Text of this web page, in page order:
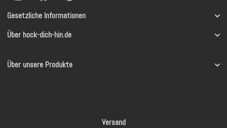
Gesetzliche Informationen
Über hock-dich-hin.de
Über unsere Produkte
Versand